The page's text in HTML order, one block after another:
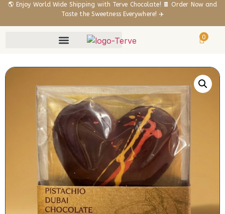
🌎 Enjoy World Wide Shipping with Terve Chocolate! 🍫 Order Now and
Taste the Sweetness Everywhere! ✈️
0